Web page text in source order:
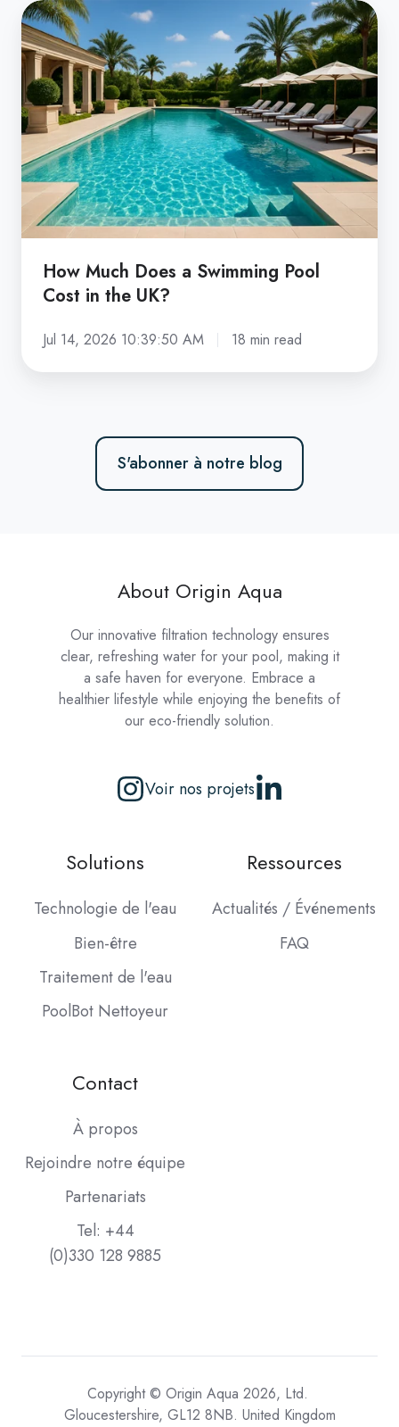
How
Much
Does
a
Swimming
Pool
Cost
in
the
UK?
How Much Does a Swimming Pool
Cost in the UK?
Jul 14, 2026 10:39:50 AM 18 min read
S'abonner à notre blog
About Origin Aqua
Our innovative filtration technology ensures
clear, refreshing water for your pool, making it
a safe haven for everyone. Embrace a
healthier lifestyle while enjoying the benefits of
our eco-friendly solution.
Voir nos projets
Solutions
Technologie de l'eau
Bien-être
Traitement de l'eau
PoolBot Nettoyeur
Ressources
Actualités / Événements
FAQ
Contact
À propos
Rejoindre notre équipe
Partenariats
Tel: +44
(0)330 128 9885
Copyright © Origin Aqua 2026, Ltd.
Gloucestershire, GL12 8NB. United Kingdom